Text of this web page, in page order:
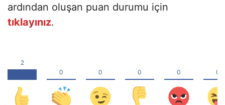
ardından oluşan puan durumu için
tıklayınız.